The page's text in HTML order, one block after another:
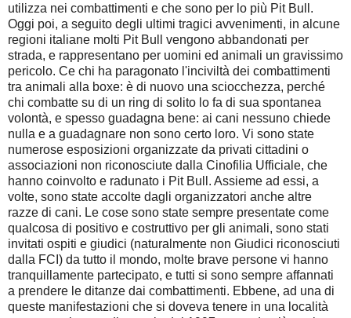
utilizza nei combattimenti e che sono per lo più Pit Bull.
Oggi poi, a seguito degli ultimi tragici avvenimenti, in alcune
regioni italiane molti Pit Bull vengono abbandonati per
strada, e rappresentano per uomini ed animali un gravissimo
pericolo. Ce chi ha paragonato l'inciviltà dei combattimenti
tra animali alla boxe: è di nuovo una sciocchezza, perché
chi combatte su di un ring di solito lo fa di sua spontanea
volontà, e spesso guadagna bene: ai cani nessuno chiede
nulla e a guadagnare non sono certo loro. Vi sono state
numerose esposizioni organizzate da privati cittadini o
associazioni non riconosciute dalla Cinofilia Ufficiale, che
hanno coinvolto e radunato i Pit Bull. Assieme ad essi, a
volte, sono state accolte dagli organizzatori anche altre
razze di cani. Le cose sono state sempre presentate come
qualcosa di positivo e costruttivo per gli animali, sono stati
invitati ospiti e giudici (naturalmente non Giudici riconosciuti
dalla FCI) da tutto il mondo, molte brave persone vi hanno
tranquillamente partecipato, e tutti si sono sempre affannati
a prendere le ditanze dai combattimenti. Ebbene, ad una di
queste manifestazioni che si doveva tenere in una località